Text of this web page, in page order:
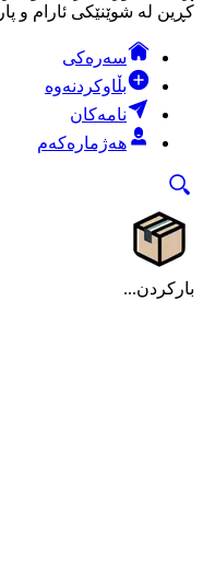
کڕین لە شوێنێکی ئارام و
سەرەکی
بڵاوکردنەوە
نامەکان
هەژمارەکەم
بارکردن...